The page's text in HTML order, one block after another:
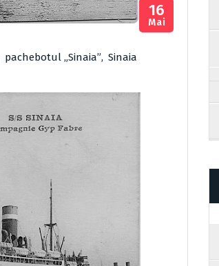
pachebotul „Sinaia”, Sinaia
16
Mai